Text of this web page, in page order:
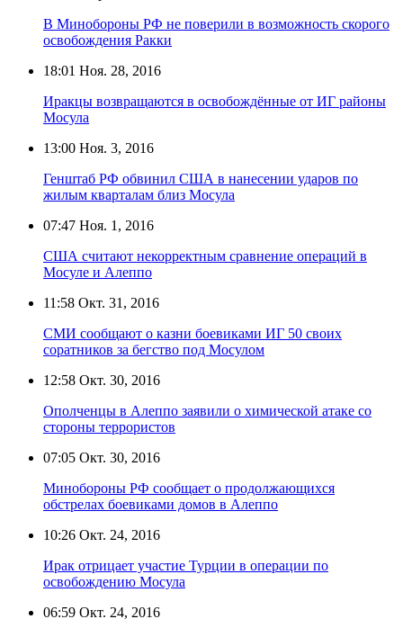
В Минобороны РФ не поверили в возможность скорого
освобождения Ракки
18:01 Ноя. 28, 2016
Иракцы возвращаются в освобождённые от ИГ районы
Мосула
13:00 Ноя. 3, 2016
Генштаб РФ обвинил США в нанесении ударов по
жилым кварталам близ Мосула
07:47 Ноя. 1, 2016
США считают некорректным сравнение операций в
Мосуле и Алеппо
11:58 Окт. 31, 2016
СМИ сообщают о казни боевиками ИГ 50 своих
соратников за бегство под Мосулом
12:58 Окт. 30, 2016
Ополченцы в Алеппо заявили о химической атаке со
стороны террористов
07:05 Окт. 30, 2016
Минобороны РФ сообщает о продолжающихся
обстрелах боевиками домов в Алеппо
10:26 Окт. 24, 2016
Ирак отрицает участие Турции в операции по
освобождению Мосула
06:59 Окт. 24, 2016